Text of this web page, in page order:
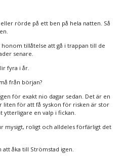
rörde på ett ben på hela natten. Så
tillåtelse att gå i trappan till de
senare.
fyra i år.
från början?
för exakt nio dagar sedan. Det är en
liten för att få syskon för risken är stor
ytterligare en valp i fickan.
mysigt, roligt och alldeles förfärligt det
åka till Strömstad igen.